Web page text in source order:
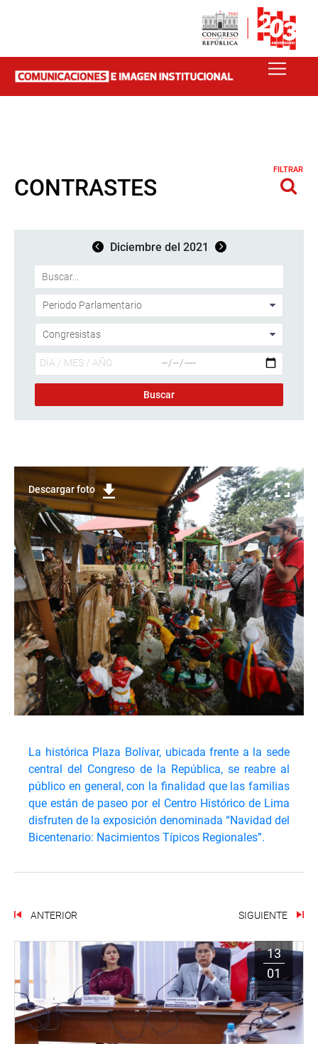
CONTRASTES
FILTRAR
Diciembre del 2021
Descargar foto
La histórica Plaza Bolívar, ubicada frente a la sede
central del Congreso de la República, se reabre al
público en general, con la finalidad que las familias
que están de paseo por el Centro Histórico de Lima
disfruten de la exposición denominada “Navidad del
Bicentenario: Nacimientos Típicos Regionales”.
ANTERIOR SIGUIENTE
13
01